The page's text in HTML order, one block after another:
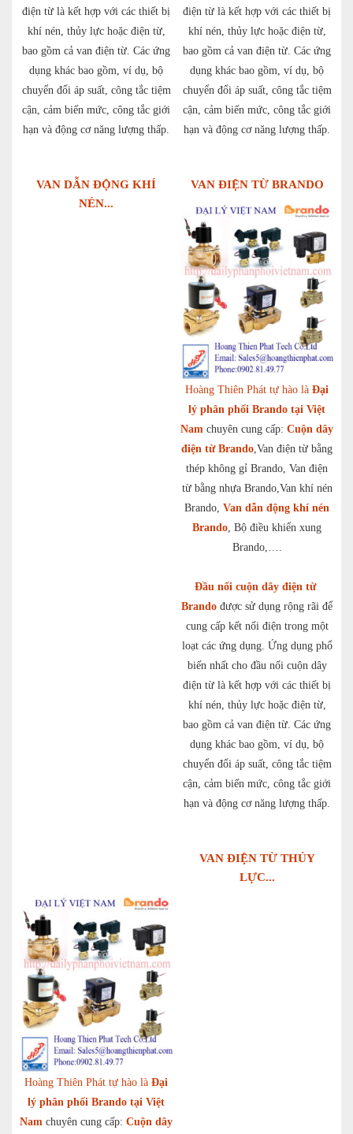
điện từ là kết hợp với các thiết bị
khí nén, thủy lực hoặc điện từ,
bao gồm cả van điện từ. Các ứng
dụng khác bao gồm, ví dụ, bộ
chuyển đổi áp suất, công tắc tiệm
cận, cảm biến mức, công tắc giới
hạn và động cơ năng lượng thấp.
VAN DẪN ĐỘNG KHÍ
NÉN...
điện từ là kết hợp với các thiết bị
khí nén, thủy lực hoặc điện từ,
bao gồm cả van điện từ. Các ứng
dụng khác bao gồm, ví dụ, bộ
chuyển đổi áp suất, công tắc tiệm
cận, cảm biến mức, công tắc giới
hạn và động cơ năng lượng thấp.
VAN ĐIỆN TỪ BRANDO
Hoàng Thiên Phát tự hào là Đại
lý phân phối Brando tại Việt
Nam chuyên cung cấp: Cuộn dây
điện từ Brando,Van điện từ bằng
thép không gỉ Brando, Van điện
từ bằng nhựa Brando,Van khí nén
Brando, Van dẫn động khí nén
Brando, Bộ điều khiển xung
Brando,….
Đầu nối cuộn dây điện từ
Brando được sử dụng rộng rãi để
cung cấp kết nối điện trong một
loạt các ứng dụng. Ứng dụng phổ
biến nhất cho đầu nối cuộn dây
điện từ là kết hợp với các thiết bị
khí nén, thủy lực hoặc điện từ,
bao gồm cả van điện từ. Các ứng
dụng khác bao gồm, ví dụ, bộ
chuyển đổi áp suất, công tắc tiệm
cận, cảm biến mức, công tắc giới
hạn và động cơ năng lượng thấp.
VAN ĐIỆN TỪ THỦY
LỰC...
Hoàng Thiên Phát tự hào là Đại
lý phân phối Brando tại Việt
Nam chuyên cung cấp: Cuộn dây